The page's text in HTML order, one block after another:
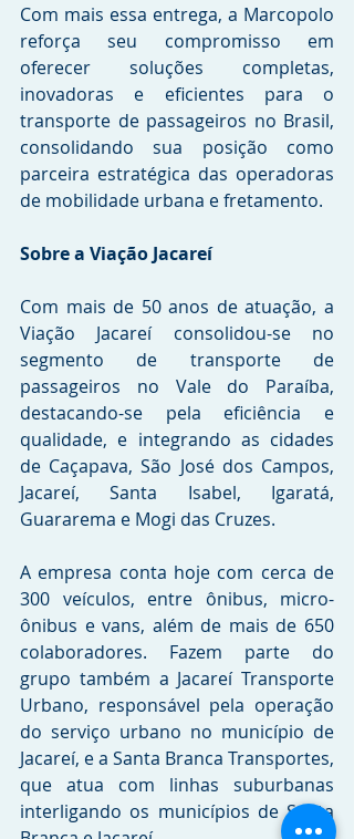
Com mais essa entrega, a Marcopolo
reforça seu compromisso em
oferecer soluções completas,
inovadoras e eficientes para o
transporte de passageiros no Brasil,
consolidando sua posição como
parceira estratégica das operadoras
de mobilidade urbana e fretamento.
Sobre a Viação Jacareí
Com mais de 50 anos de atuação, a
Viação Jacareí consolidou-se no
segmento de transporte de
passageiros no Vale do Paraíba,
destacando-se pela eficiência e
qualidade, e integrando as cidades
de Caçapava, São José dos Campos,
Jacareí, Santa Isabel, Igaratá,
Guararema e Mogi das Cruzes.
A empresa conta hoje com cerca de
300 veículos, entre ônibus, micro-
ônibus e vans, além de mais de 650
colaboradores. Fazem parte do
grupo também a Jacareí Transporte
Urbano, responsável pela operação
do serviço urbano no município de
Jacareí, e a Santa Branca Transportes,
que atua com linhas suburbanas
interligando os municípios de Santa